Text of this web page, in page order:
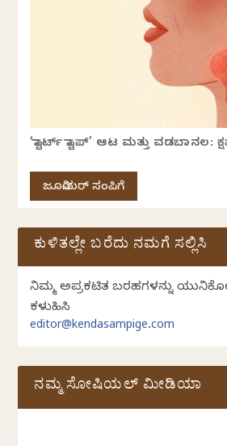
‘ಸ್ಟಾರ್ಟ್ ಸ್ಟಾಪ್’ ಆಟ ಮತ್ತು ವಡಬಾನಲ:
ಜೂನಿಯರ್ ಸಂಪಿಗೆ
ಕುಳಿತಲ್ಲೇ ಬರೆದು ನಮಗೆ ಸಲ್ಲಿಸಿ
ನಿಮ್ಮ ಅಪ್ರಕಟಿತ ಬರಹಗಳನ್ನು
ಕಳುಹಿಸಿ
editor@kendasampige.com
ನಮ್ಮ ಸೋಷಿಯಲ್‌ ಮೀಡಿಯಾ